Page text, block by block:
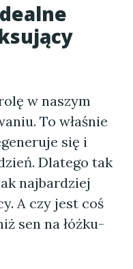
w naszym
To właśnie
się i
Dlatego tak
najbardziej
A czy jest coś
sen na łóżku-